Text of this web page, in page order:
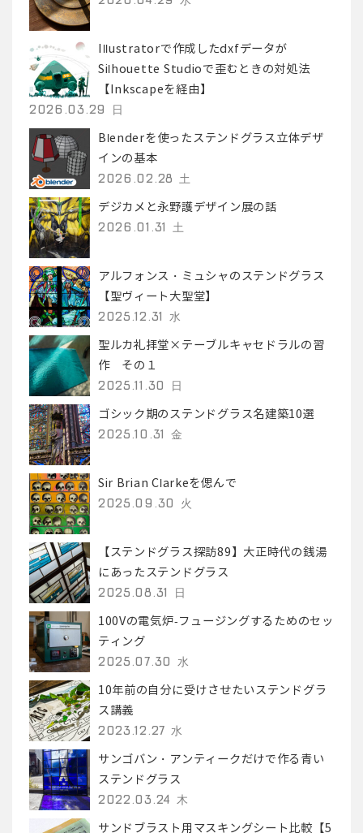
Illustratorで作成したdxfデータが
Silhouette Studioで歪むときの対処法
【Inkscapeを経由】
2026.03.29 日
Blenderを使ったステンドグラス立体デザ
インの基本
2026.02.28 土
デジカメと永野護デザイン展の話
2026.01.31 土
アルフォンス・ミュシャのステンドグラス
【聖ヴィート大聖堂】
2025.12.31 水
聖ルカ礼拝堂×テーブルキャセドラルの習
作 その１
2025.11.30 日
ゴシック期のステンドグラス名建築10選
2025.10.31 金
Sir Brian Clarkeを偲んで
2025.09.30 火
【ステンドグラス探訪89】大正時代の銭湯
にあったステンドグラス
2025.08.31 日
100Vの電気炉-フュージングするためのセッ
ティング
2025.07.30 水
10年前の自分に受けさせたいステンドグラ
ス講義
2023.12.27 水
サンゴバン・アンティークだけで作る青い
ステンドグラス
2022.03.24 木
サンドブラスト用マスキングシート比較【5